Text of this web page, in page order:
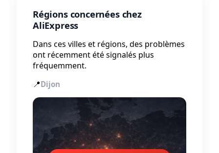
Régions concernées chez
AliExpress
Dans ces villes et régions, des problèmes
ont récemment été signalés plus
fréquemment.
📍Dijon